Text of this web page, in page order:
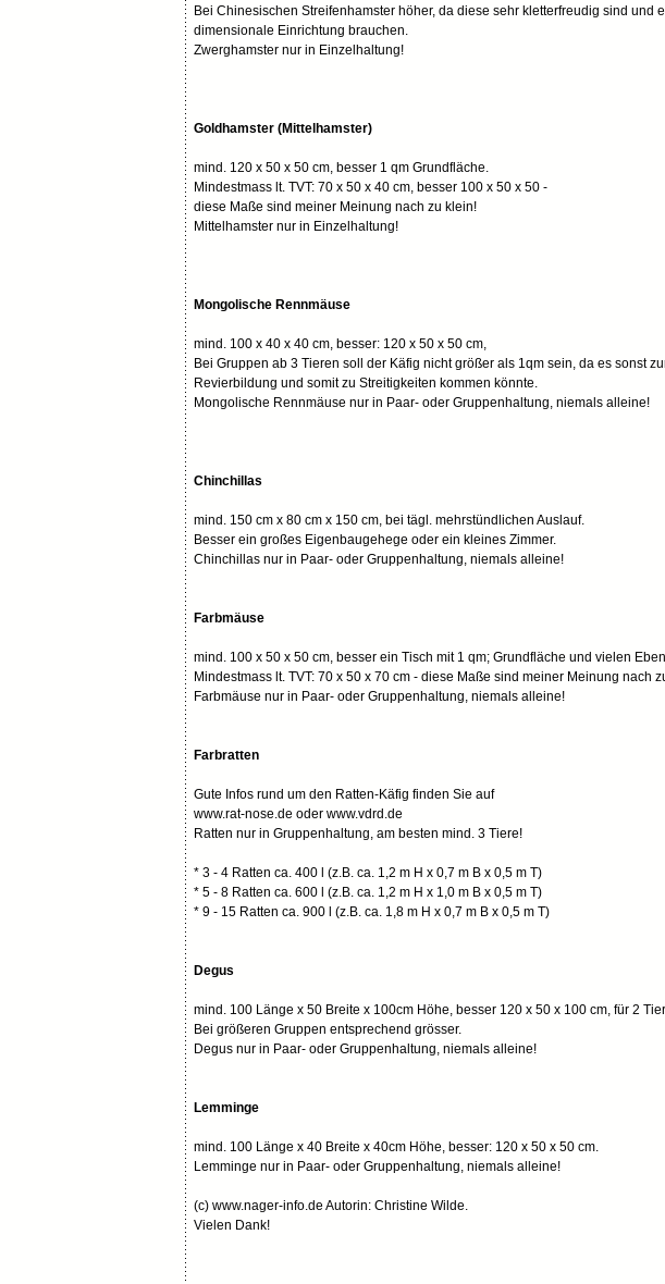
Bei Chinesischen Streifenhamster höher, da diese sehr kletterfreudig sind und
dimensionale Einrichtung brauchen.
Zwerghamster nur in Einzelhaltung!
Goldhamster (Mittelhamster)
mind. 120 x 50 x 50 cm, besser 1 qm Grundfläche.
Mindestmass lt. TVT: 70 x 50 x 40 cm, besser 100 x 50 x 50 -
diese Maße sind meiner Meinung nach zu klein!
Mittelhamster nur in Einzelhaltung!
Mongolische Rennmäuse
mind. 100 x 40 x 40 cm, besser: 120 x 50 x 50 cm,
Bei Gruppen ab 3 Tieren soll der Käfig nicht größer als 1qm sein, da es sonst
Revierbildung und somit zu Streitigkeiten kommen könnte.
Mongolische Rennmäuse nur in Paar- oder Gruppenhaltung, niemals alleine!
Chinchillas
mind. 150 cm x 80 cm x 150 cm, bei tägl. mehrstündlichen Auslauf.
Besser ein großes Eigenbaugehege oder ein kleines Zimmer.
Chinchillas nur in Paar- oder Gruppenhaltung, niemals alleine!
Farbmäuse
mind. 100 x 50 x 50 cm, besser ein Tisch mit 1 qm; Grundfläche und vielen
Mindestmass lt. TVT: 70 x 50 x 70 cm - diese Maße sind meiner Meinung nach
Farbmäuse nur in Paar- oder Gruppenhaltung, niemals alleine!
Farbratten
Gute Infos rund um den Ratten-Käfig finden Sie auf
www.rat-nose.de oder www.vdrd.de
Ratten nur in Gruppenhaltung, am besten mind. 3 Tiere!
* 3 - 4 Ratten ca. 400 l (z.B. ca. 1,2 m H x 0,7 m B x 0,5 m T)
* 5 - 8 Ratten ca. 600 l (z.B. ca. 1,2 m H x 1,0 m B x 0,5 m T)
* 9 - 15 Ratten ca. 900 l (z.B. ca. 1,8 m H x 0,7 m B x 0,5 m T)
Degus
mind. 100 Länge x 50 Breite x 100cm Höhe, besser 120 x 50 x 100 cm, für 2
Bei größeren Gruppen entsprechend grösser.
Degus nur in Paar- oder Gruppenhaltung, niemals alleine!
Lemminge
mind. 100 Länge x 40 Breite x 40cm Höhe, besser: 120 x 50 x 50 cm.
Lemminge nur in Paar- oder Gruppenhaltung, niemals alleine!
(c) www.nager-info.de Autorin: Christine Wilde.
Vielen Dank!